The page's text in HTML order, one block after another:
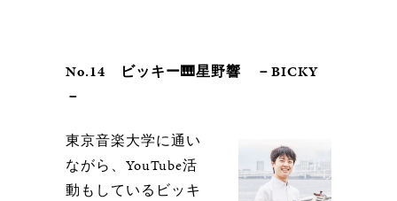
No.14 ビッキー🎹星野響 －BICKY
－
東京音楽大学に通い
ながら、YouTube活
動もしているビッキ